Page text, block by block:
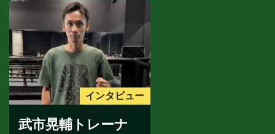
インタビュー
武市晃輔トレーナ